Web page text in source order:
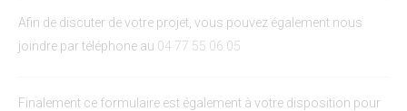
Afin de discuter de votre projet, vous pouvez également nous
joindre par téléphone au 04 77 55 06 05
Finalement ce formulaire est également à votre disposition pour